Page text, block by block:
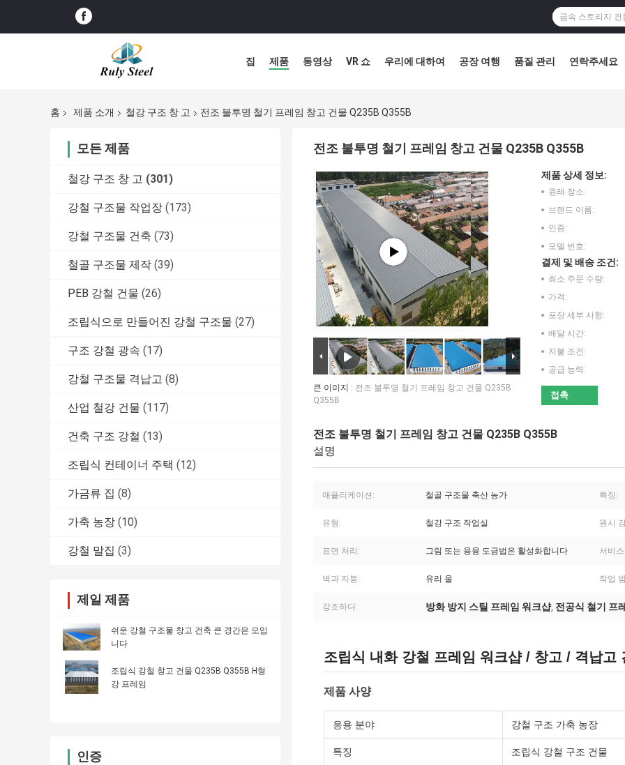
집 제품 동영상 VR 쇼 우리에 대하여 공장 여행 품질 관리 연락주세요
홈 제품 소개 철강 구조 창 고 전조 불투명 철기 프레임 창고 건물 Q235B Q355B
모든 제품
철강 구조 창 고 (301)
강철 구조물 작업장 (173)
강철 구조물 건축 (73)
철골 구조물 제작 (39)
PEB 강철 건물 (26)
조립식으로 만들어진 강철 구조물 (27)
구조 강철 광속 (17)
강철 구조물 격납고 (8)
산업 철강 건물 (117)
건축 구조 강철 (13)
조립식 컨테이너 주택 (12)
가금류 집 (8)
가축 농장 (10)
강철 말집 (3)
제일 제품
쉬운 강철 구조물 창고 건축 큰 경간은 모입
니다
조립식 강철 창고 건물 Q235B Q355B H형
강 프레임
인증
전조 불투명 철기 프레임 창고 건물 Q235B Q355B
큰 이미지 : 전조 불투명 철기 프레임 창고 건물 Q235B
Q355B
제품 상세 정보:
원래 장소:
브랜드 이름:
인증:
모델 번호:
결제 및 배송 조건:
최소 주문 수량:
가격:
포장 세부 사항:
배달 시간:
지불 조건:
공급 능력:
접촉
전조 불투명 철기 프레임 창고 건물 Q235B Q355B
설명
애플리케이션: 철골 구조물 축산 농가 특징:
유형: 철강 구조 작업실 원시
표면 처리: 그림 또는 용융 도금법은 활성화합니다 서비
벽과 지붕: 유리 울 작업
강조하다: 방화 방지 스틸 프레임 워크샵, 전공식 철기 프
조립식 내화 강철 프레임 워크샵 / 창고 / 격납고
제품 사양
응용 분야 강철 구조 가축 농장
특징 조립식 강철 구조 건물